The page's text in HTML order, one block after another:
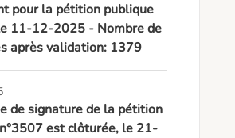
pour la pétition publique
11-12-2025 - Nombre de
après validation: 1379
de signature de la pétition
est clôturée, le 21-